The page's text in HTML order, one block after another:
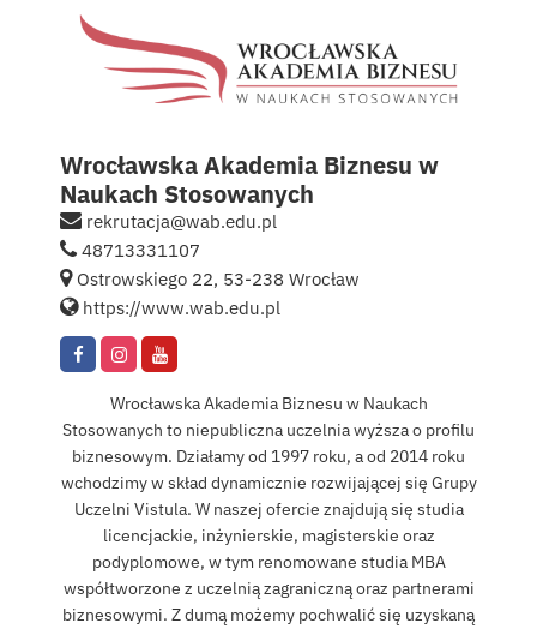
English
Wrocławska Akademia Biznesu w
Naukach Stosowanych
48713331107
Ostrowskiego 22, 53-238 Wrocław
rekrutacja@wab.edu.pl
https://www.wab.edu.pl
Wrocławska Akademia Biznesu w Naukach
Stosowanych to niepubliczna uczelnia wyższa o profilu
biznesowym. Działamy od 1997 roku, a od 2014 roku
wchodzimy w skład dynamicznie rozwijającej się Grupy
Uczelni Vistula. W naszej ofercie znajdują się studia
licencjackie, inżynierskie, magisterskie oraz
podyplomowe, w tym renomowane studia MBA
współtworzone z uczelnią zagraniczną oraz partnerami
biznesowymi. Z dumą możemy pochwalić się uzyskaną